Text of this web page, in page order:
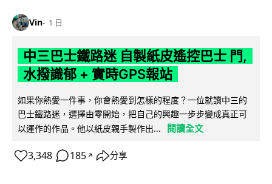
Vin 1 日
中三巴士鐵路迷 自製紙皮遙控巴士 門,
水撥識郁 + 實時GPS報站
如果你熱愛一件事，你會熱愛到怎樣的程度？一位就讀中三的
巴士鐵路迷，選擇由零開始，把自己的興趣一步步變成真正可
以運作的作品。他以紙皮親手製作出...
閱讀全文
3,348 185 ↗ 分享